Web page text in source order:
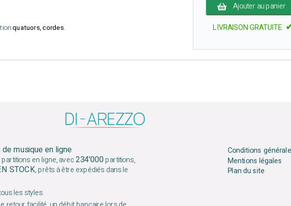
quatuors, cordes.
Ajouter au panier
LIVRAISON GRATUITE
musique en ligne
en ligne, avec234'000partitions,
STOCK, prêts à être expédiés dans le
les styles.
Conditions
Mentions légales
Plan du site